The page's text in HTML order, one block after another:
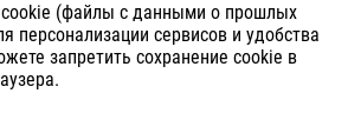
cookie (файлы с данными о прошлых
персонализации сервисов и удобства
запретить сохранение cookie в